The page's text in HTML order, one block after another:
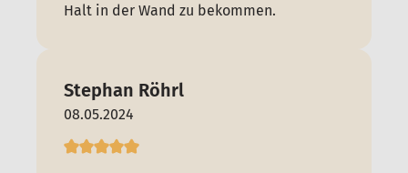
Halt in der Wand zu bekommen.
Stephan Röhrl
08.05.2024